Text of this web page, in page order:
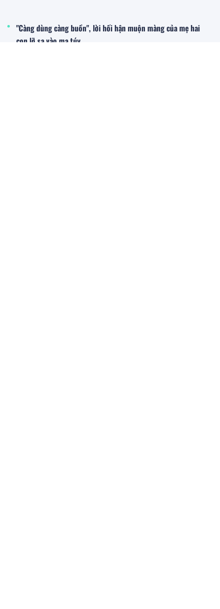
"Càng dùng càng buồn", lời hối hận muộn màng của mẹ hai
con lỡ sa vào ma túy